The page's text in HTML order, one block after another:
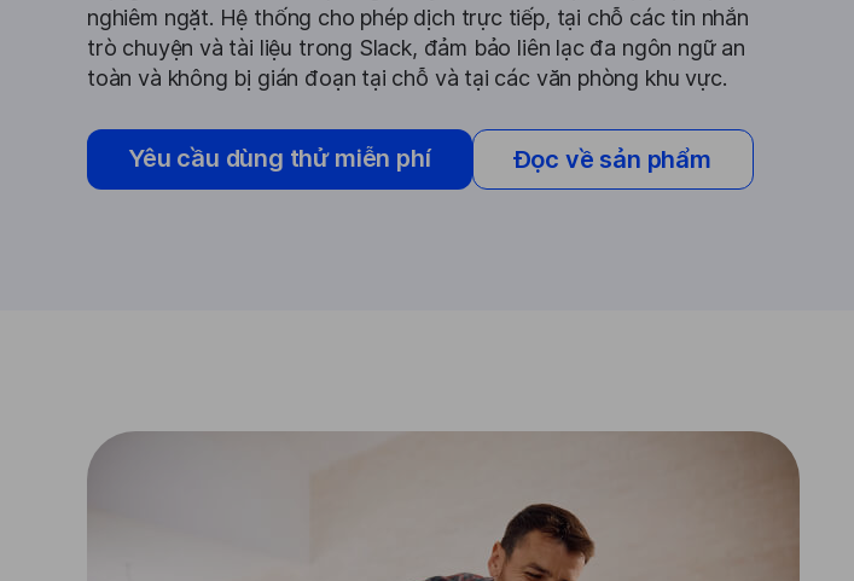
nghiêm ngặt. Hệ thống cho phép dịch trực tiếp, tại chỗ các tin nhắn
trò chuyện và tài liệu trong Slack, đảm bảo liên lạc đa ngôn ngữ an
toàn và không bị gián đoạn tại chỗ và tại các văn phòng khu vực.
Yêu cầu dùng thử miễn phí Đọc về sản phẩm